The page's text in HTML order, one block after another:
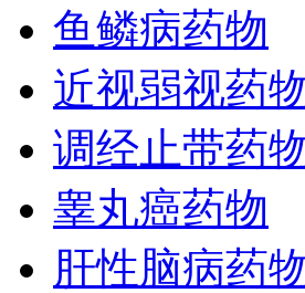
鱼鳞病药物
近视弱视药
调经止带药
睾丸癌药物
肝性脑病药